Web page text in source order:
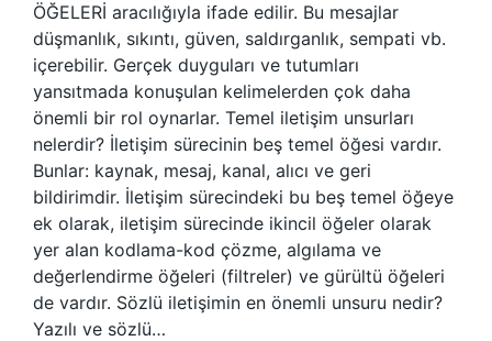
ÖĞELERİ aracılığıyla ifade edilir. Bu mesajlar
düşmanlık, sıkıntı, güven, saldırganlık, sempati vb.
içerebilir. Gerçek duyguları ve tutumları
yansıtmada konuşulan kelimelerden çok daha
önemli bir rol oynarlar. Temel iletişim unsurları
nelerdir? İletişim sürecinin beş temel öğesi vardır.
Bunlar: kaynak, mesaj, kanal, alıcı ve geri
bildirimdir. İletişim sürecindeki bu beş temel öğeye
ek olarak, iletişim sürecinde ikincil öğeler olarak
yer alan kodlama-kod çözme, algılama ve
değerlendirme öğeleri (filtreler) ve gürültü öğeleri
de vardır. Sözlü iletişimin en önemli unsuru nedir?
Yazılı ve sözlü…